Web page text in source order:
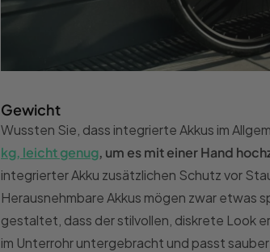
Gewicht
Wussten Sie, dass integrierte Akkus im
kg, leicht genug, um es mit einer Hand
integrierter Akku zusätzlichen Schutz vor
Herausnehmbare Akkus mögen zwar etwas
gestaltet, dass der stilvollen, diskrete Look
im Unterrohr untergebracht und passt